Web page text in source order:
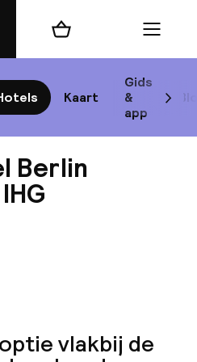
Kaart
Gids
&
app
Winkelmand Menu
Berlin
vlakbij de